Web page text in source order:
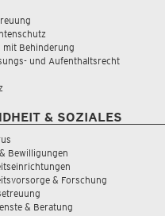
mit Behinderung
und Aufenthaltsrecht
& SOZIALES
Bewilligungen
& Forschung
& Beratung